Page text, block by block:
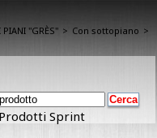
PIANI "GRÈS" > Con sottopiano >
Sprint